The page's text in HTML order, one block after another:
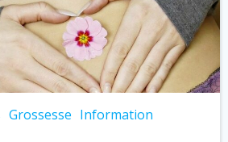
Grossesse Information